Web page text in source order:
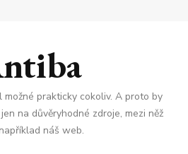
prakticky cokoliv. A proto by
na důvěryhodné zdroje, mezi něž
náš web.